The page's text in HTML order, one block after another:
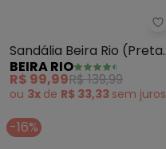
Sandália Beira Rio
em Sintético
BEIRA RIO
R$ 99,99R$ 139,99
ou 3x de R$ 33,33 sem juros
-16%